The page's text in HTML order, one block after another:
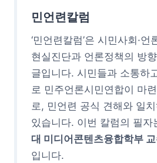
민언련칼럼
‘민언련칼럼’은 시민사회·
현실진단과 언론정책의 방
글입니다. 시민들과 소통하
로 민주언론시민연합이 마
로, 민언련 공식 견해와 일
있습니다. 이번 칼럼의 필자
대 미디어콘텐츠융합학부
입니다.